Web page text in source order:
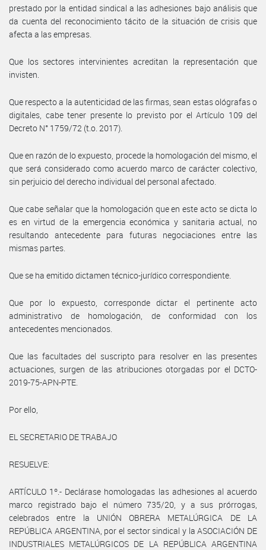
prestado por la entidad sindical a las adhesiones bajo análisis que
da cuenta del reconocimiento tácito de la situación de crisis que
afecta a las empresas.
Que los sectores intervinientes acreditan la representación que
invisten.
Que respecto a la autenticidad de las firmas, sean estas ológrafas o
digitales, cabe tener presente lo previsto por el Artículo 109 del
Decreto N° 1759/72 (t.o. 2017).
Que en razón de lo expuesto, procede la homologación del mismo, el
que será considerado como acuerdo marco de carácter colectivo,
sin perjuicio del derecho individual del personal afectado.
Que cabe señalar que la homologación que en este acto se dicta lo
es en virtud de la emergencia económica y sanitaria actual, no
resultando antecedente para futuras negociaciones entre las
mismas partes.
Que se ha emitido dictamen técnico-jurídico correspondiente.
Que por lo expuesto, corresponde dictar el pertinente acto
administrativo de homologación, de conformidad con los
antecedentes mencionados.
Que las facultades del suscripto para resolver en las presentes
actuaciones, surgen de las atribuciones otorgadas por el DCTO-
2019-75-APN-PTE.
Por ello,
EL SECRETARIO DE TRABAJO
RESUELVE:
ARTÍCULO 1º.- Declárase homologadas las adhesiones al acuerdo
marco registrado bajo el número 735/20, y a sus prórrogas,
celebrados entre la UNIÓN OBRERA METALÚRGICA DE LA
REPÚBLICA ARGENTINA, por el sector sindical y la ASOCIACIÓN DE
INDUSTRIALES METALÚRGICOS DE LA REPÚBLICA ARGENTINA